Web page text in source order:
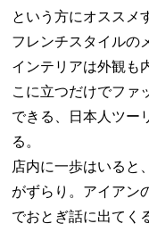
という方にオススメ
フレンチスタイルの
インテリアは外観も
こに立つだけでファ
できる、日本人ツー
る。
店内に一歩はいると
がずらり。アイアン
でおとぎ話に出てく